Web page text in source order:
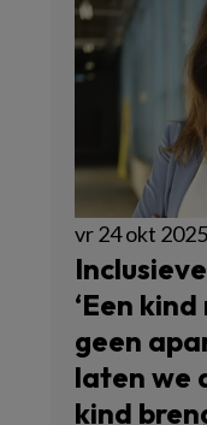
vr 24 okt
‘Een
geen
laten we
kind